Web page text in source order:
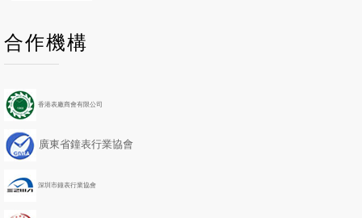
合作機構
香港表廠商會有限公司
廣東省鐘表行業協會
深圳市鐘表行業協會
r
e
o
s
a
r
e
i
o
u
s
M
o
n
N
e
x
Y
e
a
r
N
e
x